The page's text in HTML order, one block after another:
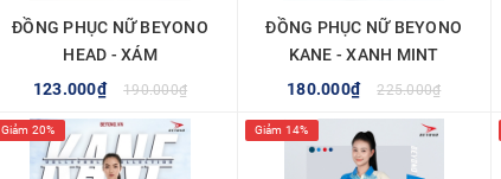
ĐỒNG PHỤC NỮ BEYONO
HEAD - XÁM
123.000₫
190.000₫
TÙY CHỌN
ĐỒNG PHỤC NỮ BEYONO
KANE - XANH MINT
180.000₫
225.000₫
TÙY CHỌN
Giảm 20% Giảm 14%